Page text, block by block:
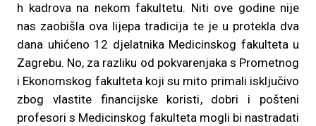
h kadrova na nekom fakultetu. Niti ove godine nije
nas zaobišla ova lijepa tradicija te je u protekla dva
dana uhićeno 12 djelatnika Medicinskog fakulteta u
Zagrebu. No, za razliku od pokvarenjaka s Prometnog
i Ekonomskog fakulteta koji su mito primali isključivo
zbog vlastite financijske koristi, dobri i pošteni
profesori s Medicinskog fakulteta mogli bi nastradati